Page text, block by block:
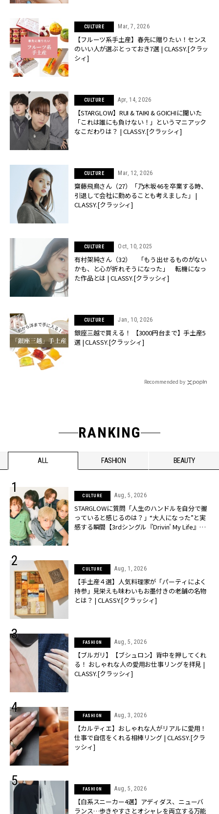
CULTURE Mar, 7, 2026
【フルーツ系手土産】春先に贈りたい！センス
のいい人が選ぶとっておき7選 | CLASSY.[クラッ
シィ]
CULTURE Apr, 14, 2026
【STARGLOW】RUI & TAIKI & GOICHIに聞いた
「これは誰にも負けない！」というマニアック
なこだわりは？ | CLASSY.[クラッシィ]
CULTURE Mar, 12, 2026
齋藤飛鳥さん（27）「乃木坂46を卒業する時、
引退して会社に勤めることも考えました」 |
CLASSY.[クラッシィ]
CULTURE Oct, 10, 2025
有村架純さん（32） 「もう出せるものがない
かも、と心が折れそうになった」 転機になっ
た作品とは | CLASSY.[クラッシィ]
CULTURE Jan, 10, 2026
銀座三越で買える！ 【3000円台まで】手土産5
選 | CLASSY.[クラッシィ]
Recommended by
RANKING
ALL FASHION BEAUTY
CULTURE Aug, 5, 2026
STARGLOWに質問「人生のハンドルを自分で握
っていると感じるのは？」“大️人になった”と実
感する瞬間【3rdシングル『Drivin' My Life』発
CULTURE Aug, 1, 2026
【手土産４選】人気料理家が「パーティによく
持参」見栄えも味わいもお墨付きの老舗の名物
とは？ | CLASSY.[クラッシィ]
FASHION Aug, 5, 2026
【ブルガリ】【ブシュロン】背中を押してくれ
る！ おしゃれな人の愛用お仕事リングを拝見 |
CLASSY.[クラッシィ]
FASHION Aug, 3, 2026
【カルティエ】おしゃれな人がリアルに愛用！
仕事で自信をくれる相棒リング | CLASSY.[クラ
ッシィ]
FASHION Aug, 5, 2026
【白系スニーカー4選】アディダス、ニューバ
ランス…歩きやすさとオシャレを両立する万能